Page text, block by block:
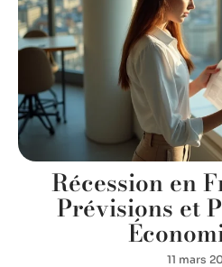
Récession en
Prévisions et
11 mars